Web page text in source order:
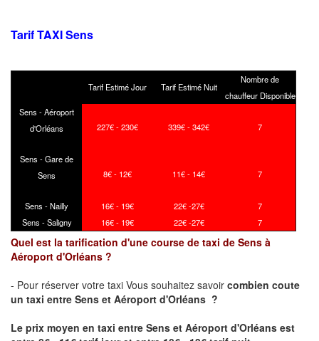
Tarif TAXI Sens
Tarif Estimé Jour Tarif Estimé Nuit
Nombre de
chauffeur Disponible
Sens - Aéroport
d'Orléans
227€ - 230€ 339€ - 342€ 7
Sens - Gare de
Sens
8€ - 12€ 11€ - 14€ 7
Sens - Nailly 16€ - 19€ 22€ -27€
7
Sens - Saligny
16€ - 19€ 22€ -27€ 7
Quel est la tarification d'une course de taxi de Sens à
Aéroport d'Orléans ?
- Pour réserver votre taxi Vous souhaitez savoir combien coute
un taxi entre Sens et Aéroport d'Orléans ?
Le prix moyen en taxi entre Sens et Aéroport d'Orléans est